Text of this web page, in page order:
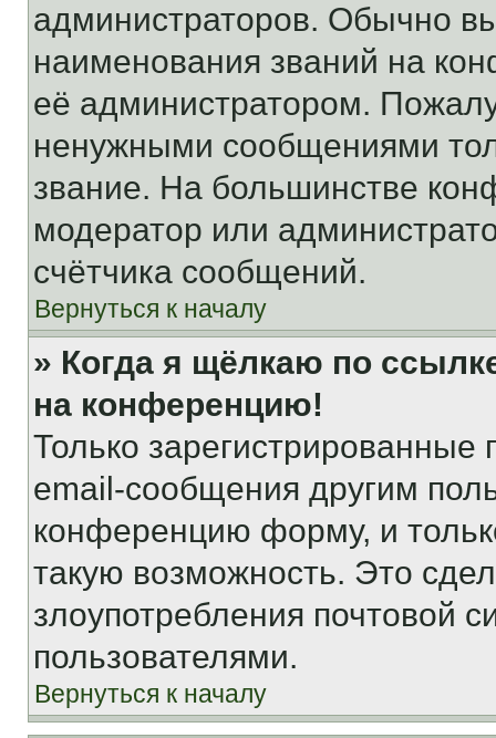
администраторов. Обычно
наименования званий на
её администратором.
ненужными сообщениями
звание. На большинстве
модератор или
счётчика сообщений.
Вернуться к началу
» Когда я щёлкаю по
на конференцию!
Только зарегистрированные
email-сообщения другим
конференцию форму, и
такую возможность. Это
злоупотребления почтовой
пользователями.
Вернуться к началу